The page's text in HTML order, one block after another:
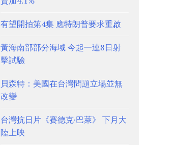
有望開拍第4集 應特朗普要求重啟
黃海南部部分海域 今起一連8日射
擊試驗
貝森特：美國在台灣問題立場並無
改變
台灣抗日片《賽德克·巴萊》 下月大
陸上映